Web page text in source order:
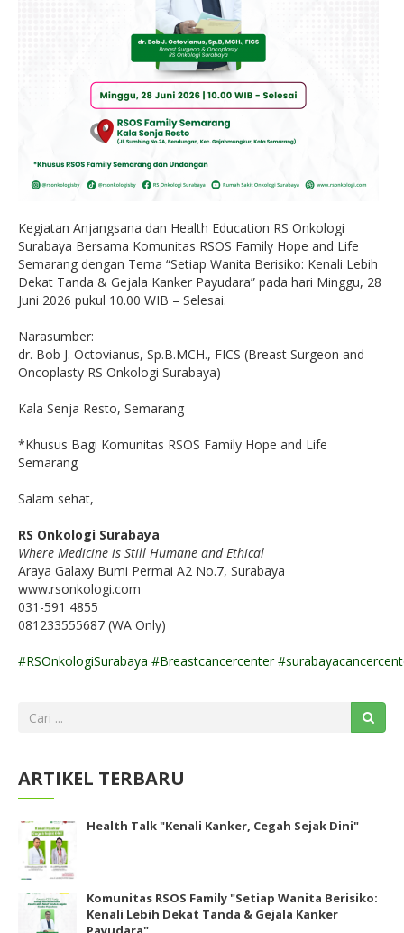
Kegiatan Anjangsana dan Health Education RS Onkologi
Surabaya Bersama Komunitas RSOS Family Hope and Life
Semarang dengan Tema “Setiap Wanita Berisiko: Kenali Lebih
Dekat Tanda & Gejala Kanker Payudara” pada hari Minggu, 28
Juni 2026 pukul 10.00 WIB – Selesai.
Narasumber:
dr. Bob J. Octovianus, Sp.B.MCH., FICS (Breast Surgeon and
Oncoplasty RS Onkologi Surabaya)
Kala Senja Resto, Semarang
*Khusus Bagi Komunitas RSOS Family Hope and Life
Semarang
Salam sehat,
RS Onkologi Surabaya
Where Medicine is Still Humane and Ethical
Araya Galaxy Bumi Permai A2 No.7, Surabaya
www.rsonkologi.com
031-591 4855
081233555687 (WA Only)
#RSOnkologiSurabaya #Breastcancercenter
ARTIKEL TERBARU
Health Talk "Kenali Kanker, Cegah Sejak Dini"
Komunitas RSOS Family "Setiap Wanita Berisiko:
Kenali Lebih Dekat Tanda & Gejala Kanker